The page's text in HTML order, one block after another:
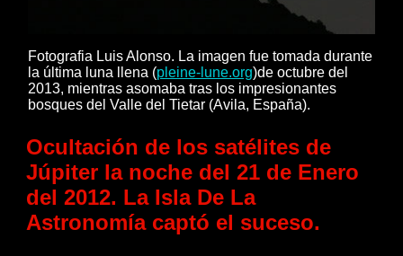
Fotografia Luis Alonso. La imagen fue tomada durante
la última luna llena (pleine-lune.org)de octubre del
2013, mientras asomaba tras los impresionantes
bosques del Valle del Tietar (Avila, España).
Ocultación de los satélites de
Júpiter la noche del 21 de Enero
del 2012. La Isla De La
Astronomía captó el suceso.